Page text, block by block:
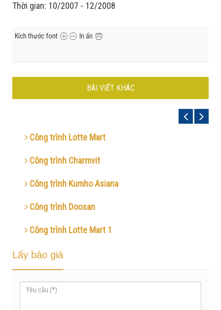
Thời gian: 10/2007 - 12/2008
Kích thước font In ấn
BÀI VIẾT KHÁC
Công trình Lotte Mart
Công trình Charmvit
Công trình Kumho Asiana
Công trình Doosan
Công trình Lotte Mart 1
Lấy báo giá